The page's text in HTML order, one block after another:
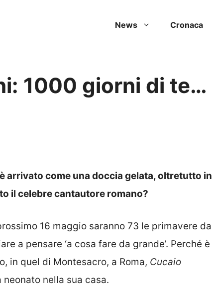
News Cronaca
1000 giorni di te…
arrivato come una doccia gelata, oltretutto in
il celebre cantautore romano?
16 maggio saranno 73 le primavere da
a pensare ‘a cosa fare da grande’. Perché è
in quel di Montesacro, a Roma, Cucaio
neonato nella sua casa.